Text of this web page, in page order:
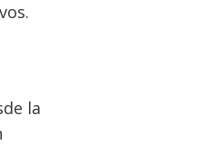
la